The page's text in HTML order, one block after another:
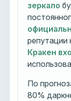
зеркало
репутации
Кракен
По
80%